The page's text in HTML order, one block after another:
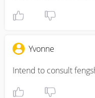
Yvonne
Intend to consult